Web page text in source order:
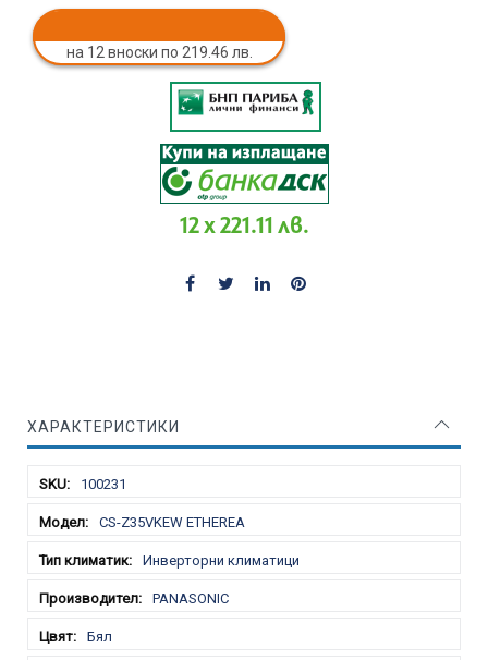
на 12 вноски по 219.46 лв.
12 x 221.11 лв.
ХАРАКТЕРИСТИКИ
100231
CS-Z35VKEW ETHEREA
Инверторни климатици
PANASONIC
Бял